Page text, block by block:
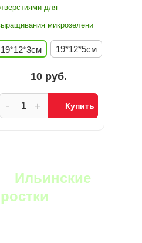
для
микрозелени
19*12*3см 19*12*5см
10 руб.
+
- Купить
Ильинские